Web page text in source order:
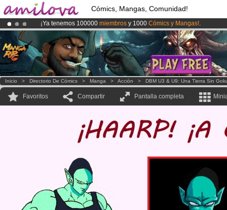
Cómics, Mangas, Comunidad!
¡Ya tenemos 100000 miembros y 1000 Cómics y Mangas!.
¡El Kickstarter Amilova está desormado lanzado!.
¡Conviertete en Premium por3.95 euros al mes!Hazte Premium ya
Inicio > Directorio De Cómics > Manga > Acción > DBM U3 & U9: Una Tierra Sin
Favoritos Compartir Pantalla completa